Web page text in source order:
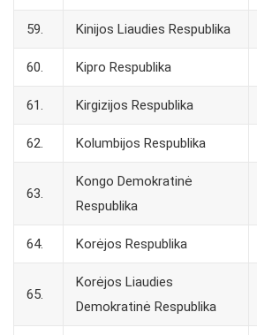
59. Kinijos Liaudies Respublika
60. Kipro Respublika
61. Kirgizijos Respublika
62. Kolumbijos Respublika
63.
Kongo Demokratinė
Respublika
64. Korėjos Respublika
65.
Korėjos Liaudies
Demokratinė Respublika